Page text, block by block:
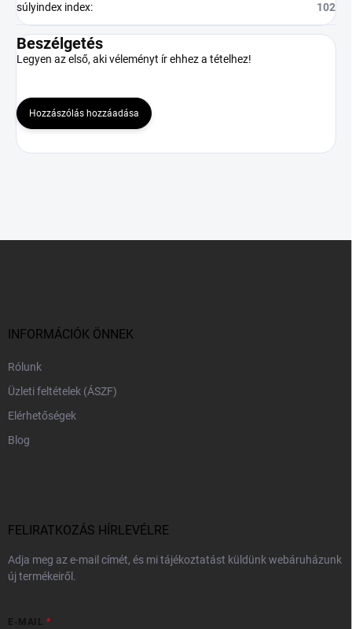
súlyindex index: 102
Beszélgetés
Legyen az első, aki véleményt ír ehhez a tételhez!
Hozzászólás hozzáadása
INFORMÁCIÓK ÖNNEK
Rólunk
Üzleti feltételek (ÁSZF)
Elérhetőségek
Blog
FELIRATKOZÁS HÍRLEVÉLRE
Adja meg az e-mail címét, és mi tájékoztatást küldünk webáruházunk
új termékeiről.
E-MAIL